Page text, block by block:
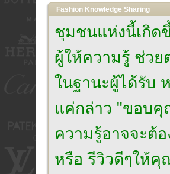
Fashion Knowledge Sharing
ชุมชนแห่งนี้เกิด
ผู้ให้ความรู้ ช่ว
ในฐานะผู้ได้รับ
แค่กล่าว "ขอบคุ
ความรู้อาจจะต้
หรือ รีวิวดีๆให้